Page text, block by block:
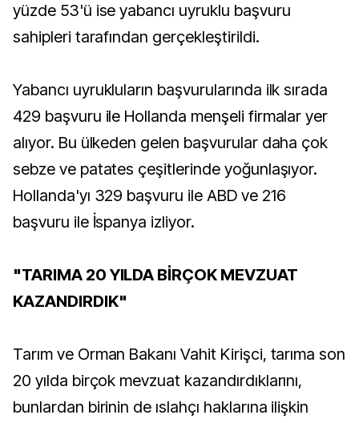
yüzde 53'ü ise yabancı uyruklu başvuru
sahipleri tarafından gerçekleştirildi.
Yabancı uyrukluların başvurularında ilk sırada
429 başvuru ile Hollanda menşeli firmalar yer
alıyor. Bu ülkeden gelen başvurular daha çok
sebze ve patates çeşitlerinde yoğunlaşıyor.
Hollanda'yı 329 başvuru ile ABD ve 216
başvuru ile İspanya izliyor.
"TARIMA 20 YILDA BİRÇOK MEVZUAT
KAZANDIRDIK"
Tarım ve Orman Bakanı Vahit Kirişci, tarıma son
20 yılda birçok mevzuat kazandırdıklarını,
bunlardan birinin de ıslahçı haklarına ilişkin